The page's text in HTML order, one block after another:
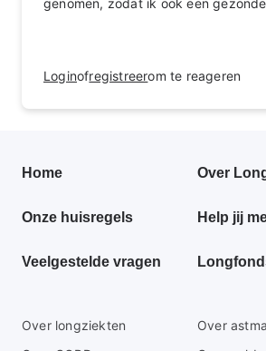
genomen, zodat ik ook een
Loginofregistreerom te reageren
Primair
menu
Home Over
Onze huisregels Help jij
Veelgestelde vragen
Secundaire
Over longziekten
Over astma